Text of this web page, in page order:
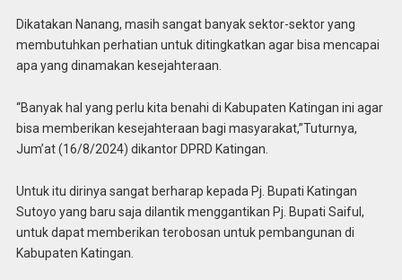
Dikatakan Nanang, masih sangat banyak sektor-sektor yang
membutuhkan perhatian untuk ditingkatkan agar bisa mencapai
apa yang dinamakan kesejahteraan.
“Banyak hal yang perlu kita benahi di Kabupaten Katingan ini agar
bisa memberikan kesejahteraan bagi masyarakat,”Tuturnya,
Jum’at (16/8/2024) dikantor DPRD Katingan.
Untuk itu dirinya sangat berharap kepada Pj. Bupati Katingan
Sutoyo yang baru saja dilantik menggantikan Pj. Bupati Saiful,
untuk dapat memberikan terobosan untuk pembangunan di
Kabupaten Katingan.